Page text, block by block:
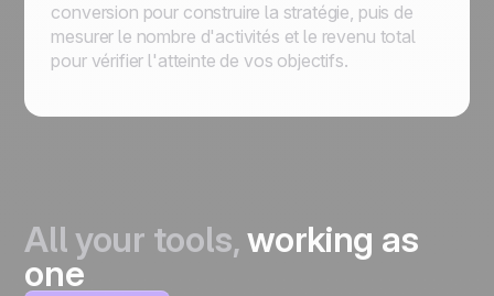
conversion pour construire la stratégie, puis de
mesurer le nombre d'activités et le revenu total
pour vérifier l'atteinte de vos objectifs.
All your tools,working as
one